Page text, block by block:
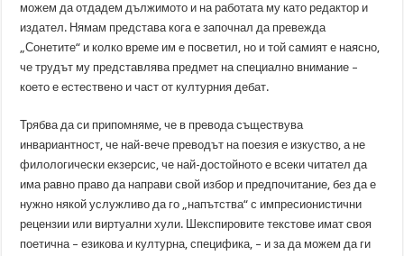
можем да отдадем дължимото и на работата му като редактор и
издател. Нямам представа кога е започнал да превежда
„Сонетите“ и колко време им е посветил, но и той самият е наясно,
че трудът му представлява предмет на специално внимание –
което е естествено и част от културния дебат.
Трябва да си припомняме, че в превода съществува
инвариантност, че най-вече преводът на поезия е изкуство, а не
филологически екзерсис, че най-достойното е всеки читател да
има равно право да направи свой избор и предпочитание, без да е
нужно някой услужливо да го „напътства“ с импресионистични
рецензии или виртуални хули. Шекспировите текстове имат своя
поетична – езикова и културна, специфика, – и за да можем да ги